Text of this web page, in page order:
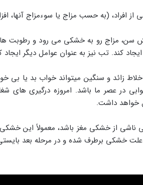
از افراد، (به حسب مزاج یا سو‌ء‌مزاج آنها،
کند. تب نیز به عنوان عوامل دیگر
در عصر ما باشد. امروزه درگیری­ های
خواهد داشت.
ناشی از خشكی مغز باشد، معمولاً این
علت خشکی برطرف شده و در مرحله بعد